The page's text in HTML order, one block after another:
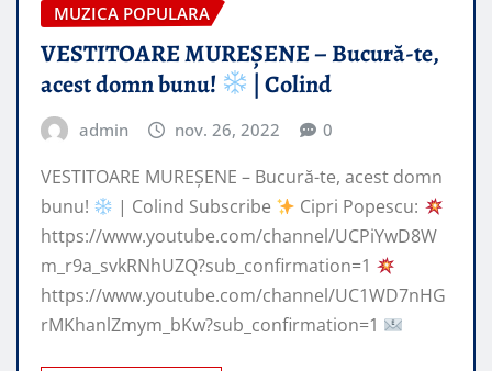
MUZICA POPULARA
VESTITOARE MUREȘENE – Bucură-te,
acest domn bunu!
| Colind
admin nov. 26, 2022 0
VESTITOARE MUREȘENE – Bucură-te, acest domn
bunu!
| Colind Subscribe
Cipri Popescu:
https://www.youtube.com/channel/UCPiYwD8W
m_r9a_svkRNhUZQ?sub_confirmation=1
https://www.youtube.com/channel/UC1WD7nHG
rMKhanlZmym_bKw?sub_confirmation=1